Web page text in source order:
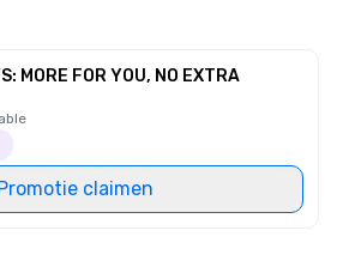
MORE FOR YOU, NO EXTRA
claimen